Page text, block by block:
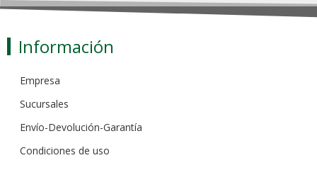
Información
Empresa
Sucursales
Envío-Devolución-Garantía
Condiciones de uso